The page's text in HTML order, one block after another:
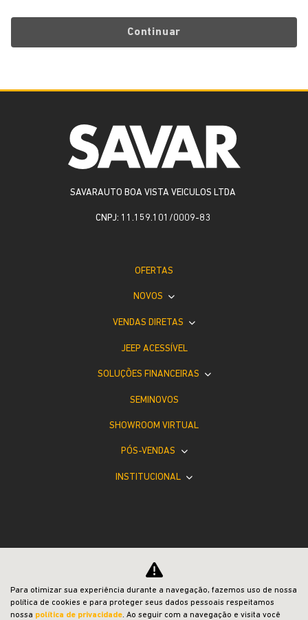
Continuar
SAVARAUTO BOA VISTA VEICULOS LTDA
CNPJ: 11.159.101/0009-83
OFERTAS
NOVOS
VENDAS DIRETAS
JEEP ACESSÍVEL
SOLUÇÕES FINANCEIRAS
SEMINOVOS
SHOWROOM VIRTUAL
PÓS-VENDAS
INSTITUCIONAL
Desacelere. Seu bem maior é a vida.
Para otimizar sua experiência durante a navegação, fazemos uso de nossa
política de cookies e para proteger seus dados pessoais respeitamos
nossa política de privacidade. Ao seguir com a navegação e visita você